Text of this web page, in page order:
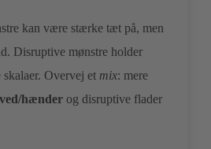
kan være stærke tæt på, men
Disruptive mønstre holder
Overvej et mix: mere
hænder og disruptive flader